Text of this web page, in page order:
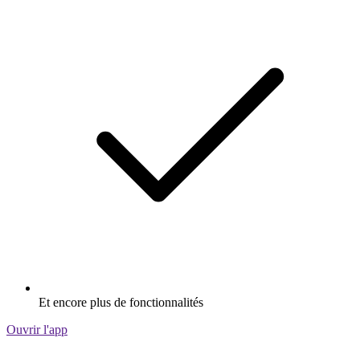
Et encore plus de fonctionnalités
Ouvrir l'app